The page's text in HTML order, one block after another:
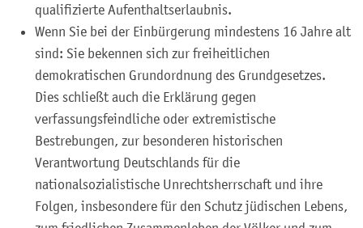
qualifizierte Aufenthaltserlaubnis.
Wenn Sie bei der Einbürgerung mindestens 16 Jahre alt
sind: Sie bekennen sich zur freiheitlichen
demokratischen Grundordnung des Grundgesetzes.
Dies schließt auch die Erklärung gegen
verfassungsfeindliche oder extremistische
Bestrebungen, zur besonderen historischen
Verantwortung Deutschlands für die
nationalsozialistische Unrechtsherrschaft und ihre
Folgen, insbesondere für den Schutz jüdischen Lebens,